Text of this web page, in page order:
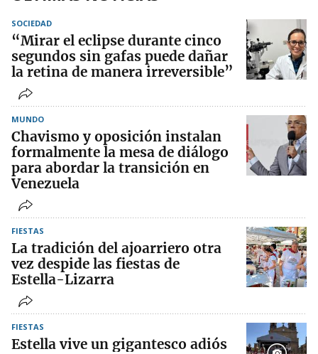
SOCIEDAD
“Mirar el eclipse durante cinco
segundos sin gafas puede dañar
la retina de manera irreversible”
MUNDO
Chavismo y oposición instalan
formalmente la mesa de diálogo
para abordar la transición en
Venezuela
FIESTAS
La tradición del ajoarriero otra
vez despide las fiestas de
Estella-Lizarra
FIESTAS
Estella vive un gigantesco adiós